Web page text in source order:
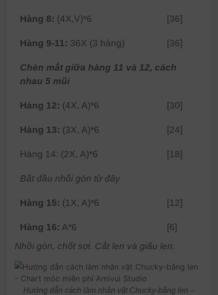
Hàng 8: (4X,V)*6 [36]
Hàng 9-11: 36X (3 hàng) [36]
Chèn mắt giữa hàng 11 và 12, cách
nhau 5 mũi
Hàng 12: (4X, A)*6 [30]
Hàng 13: (3X, A)*6 [24]
Hàng 14: (2X, A)*6 [18]
Bắt đầu nhồi gòn từ đây
Hàng 15: (1X, A)*6 [12]
Hàng 16: A*6
[6]
Nhồi gòn, chốt sợi. Cắt len và giấu len.
Hướng dẫn cách làm nhân vật Chucky-bằng len –